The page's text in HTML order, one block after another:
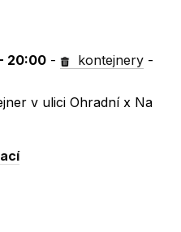
20:00 - kontejnery -
v ulici Ohradní x Na